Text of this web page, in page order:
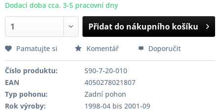
Dodací doba cca. 3-5 pracovní dny
Přidat do nákupního košíku
Pamatujte si Komentář Doporučit
Číslo produktu:
S90-7-20-010
EAN
4050278021807
Typ pohonu:
Zadní pohon
Rok výroby:
1998-04 bis 2001-09